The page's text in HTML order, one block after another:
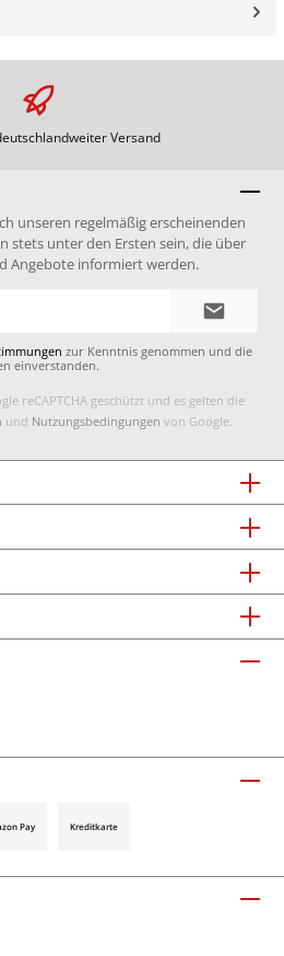
Versand
unseren regelmäßig erscheinenden
stets unter den Ersten sein, die über
Angebote informiert werden.
zur Kenntnis genommen und die
einverstanden.
reCAPTCHA geschützt und es gelten die
und Nutzungsbedingungen von Google.
Pay Kreditkarte